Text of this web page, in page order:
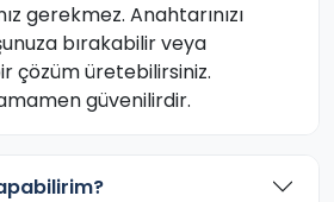
gerekmez. Anahtarınızı
bırakabilir veya
çözüm üretebilirsiniz.
güvenilirdir.